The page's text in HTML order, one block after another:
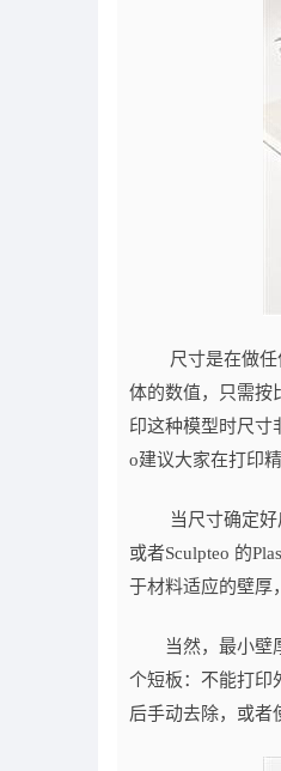
尺寸是在做任何
体的数值，只需按
印这种模型时尺寸
o建议大家在打印
当尺寸确定好后
或者Sculpteo 的
于材料适应的壁厚
当然，最小壁厚
个短板：不能打印
后手动去除，或者